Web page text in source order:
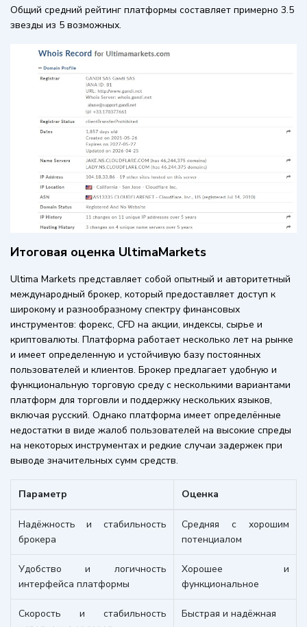
Общий средний рейтинг платформы составляет примерно 3.5
звезды из 5 возможных.
Итоговая оценка UltimaMarkets
Ultima Markets представляет собой опытный и авторитетный
международный брокер, который предоставляет доступ к
широкому и разнообразному спектру финансовых
инструментов: форекс, CFD на акции, индексы, сырье и
криптовалюты. Платформа работает несколько лет на рынке
и имеет определенную и устойчивую базу постоянных
пользователей и клиентов. Брокер предлагает удобную и
функциональную торговую среду с несколькими вариантами
платформ для торговли и поддержку нескольких языков,
включая русский. Однако платформа имеет определённые
недостатки в виде жалоб пользователей на высокие спреды
на некоторых инструментах и редкие случаи задержек при
выводе значительных сумм средств.
Параметр Оценка
Надёжность и стабильность
брокера
Средняя с хорошим
потенциалом
Удобство и логичность
интерфейса платформы
Хорошее и
функциональное
Скорость и стабильность
Быстрая и надёжная